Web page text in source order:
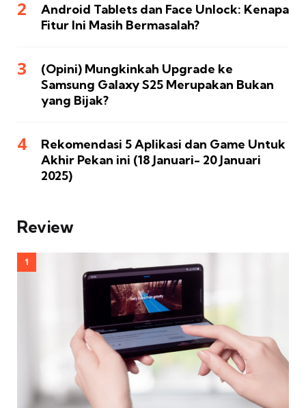
Android Tablets dan Face Unlock: Kenapa
Fitur Ini Masih Bermasalah?
(Opini) Mungkinkah Upgrade ke
Samsung Galaxy S25 Merupakan Bukan
yang Bijak?
Rekomendasi 5 Aplikasi dan Game Untuk
Akhir Pekan ini (18 Januari- 20 Januari
2025)
Review